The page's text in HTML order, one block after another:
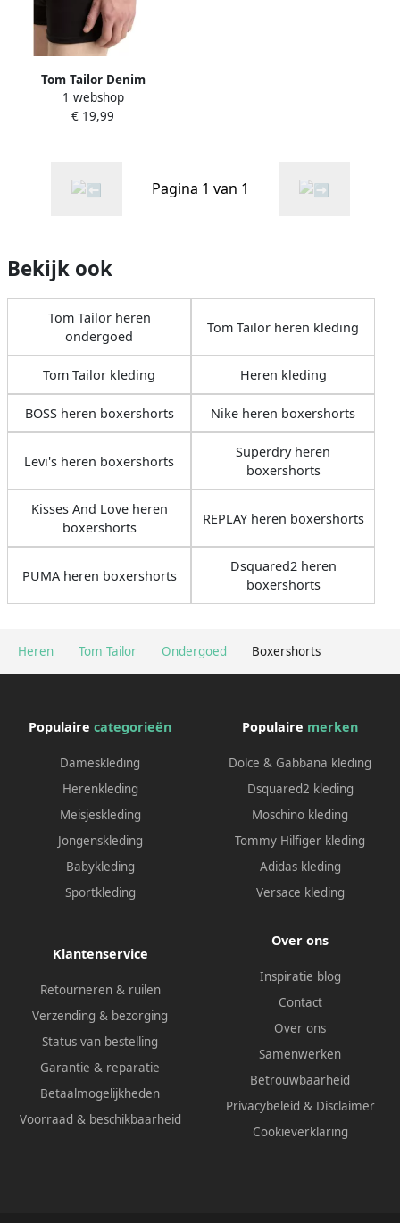
Heren Tom Tailor Ondergoed Boxershorts
Tom Tailor Denim
Boxershort met logo-
stretchband (set 3 stuks)
1 webshop
€ 19,99
Pagina 1 van 1
Bekijk ook
Tom Tailor heren
ondergoed
Tom Tailor heren kleding
Tom Tailor kleding Heren kleding
BOSS heren boxershorts Nike heren boxershorts
Levi's heren boxershorts
Superdry heren
boxershorts
Kisses And Love heren
boxershorts
REPLAY heren boxershorts
PUMA heren boxershorts
Dsquared2 heren
boxershorts
Populaire categorieën
Dameskleding
Herenkleding
Meisjeskleding
Jongenskleding
Babykleding
Sportkleding
Populaire merken
Dolce & Gabbana kleding
Dsquared2 kleding
Moschino kleding
Tommy Hilfiger kleding
Adidas kleding
Versace kleding
Klantenservice
Retourneren & ruilen
Verzending & bezorging
Status van bestelling
Garantie & reparatie
Betaalmogelijkheden
Voorraad & beschikbaarheid
Over ons
Inspiratie blog
Contact
Over ons
Samenwerken
Betrouwbaarheid
Privacybeleid & Disclaimer
Cookieverklaring